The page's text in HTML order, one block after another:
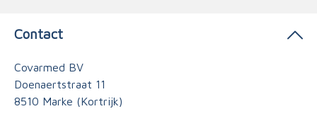
Contact
Covarmed BV
Doenaertstraat 11
8510 Marke (Kortrijk)